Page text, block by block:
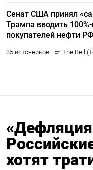
«Дефляция
хотят